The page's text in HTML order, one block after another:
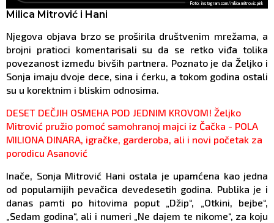
Foto: instagram.com/milica.mitrovic.pink
Milica Mitrović i Hani
Njegova objava brzo se proširila društvenim mrežama, a
brojni pratioci komentarisali su da se retko viđa tolika
povezanost između bivših partnera. Poznato je da Željko i
Sonja imaju dvoje dece, sina i ćerku, a tokom godina ostali
su u korektnim i bliskim odnosima.
DESET DEČJIH OSMEHA POD JEDNIM KROVOM! Željko
Mitrović pružio pomoć samohranoj majci iz Čačka - POLA
MILIONA DINARA, igračke, garderoba, ali i novi početak za
porodicu Asanović
Inače, Sonja Mitrović Hani ostala je upamćena kao jedna
od popularnijih pevačica devedesetih godina. Publika je i
danas pamti po hitovima poput „Džip“, „Otkini, bejbe“,
„Sedam godina“, ali i numeri „Ne dajem te nikome“, za koju